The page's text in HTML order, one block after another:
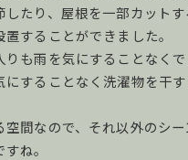
したり、屋根を一部カット
することができました。
りも雨を気にすることなくで
にすることなく洗濯物を干
空間なので、それ以外のシ
ね。